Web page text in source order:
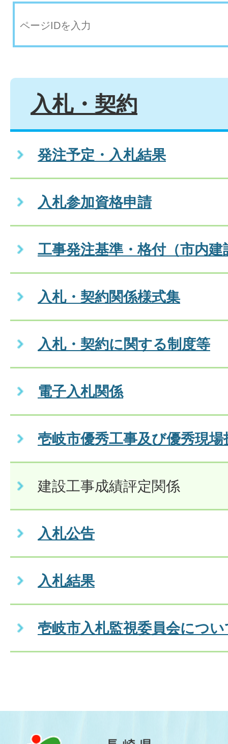
入札・契約
発注予定・入札結果
入札参加資格申請
工事発注基準・格付（市内建
入札・契約関係様式集
入札・契約に関する制度等
電子入札関係
壱岐市優秀工事及び優秀現
建設工事成績評定関係
入札公告
入札結果
壱岐市入札監視委員会につ